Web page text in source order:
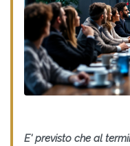
E' previsto che al